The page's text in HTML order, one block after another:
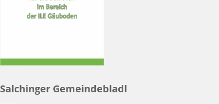
Salchinger Gemeindebladl